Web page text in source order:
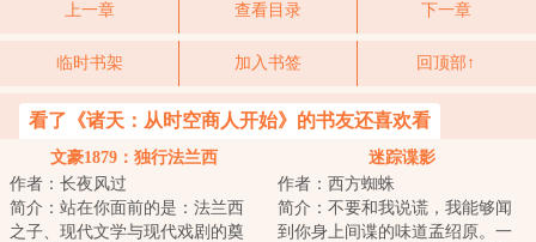
上一章 查看目录 下一章
临时书架 加入书签 回顶部↑
看了《诸天：从时空商人开始》的书友还喜欢看
文豪1879：独行法兰西
作者：长夜风过
简介：站在你面前的是：法兰西
之子、现代文学与现代戏剧的奠
迷踪谍影
作者：西方蜘蛛
简介：不要和我说谎，我能够闻
到你身上间谍的味道孟绍原。一